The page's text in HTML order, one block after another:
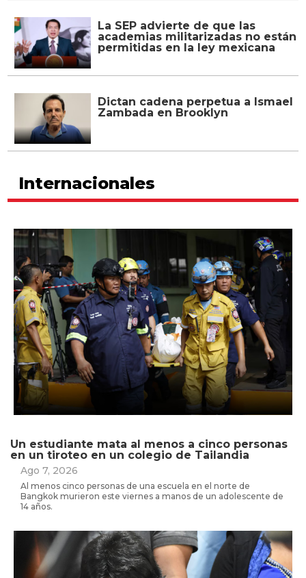
La SEP advierte de que las
academias militarizadas no están
permitidas en la ley mexicana
Dictan cadena perpetua a Ismael
Zambada en Brooklyn
Internacionales
Un estudiante mata al menos a cinco personas
en un tiroteo en un colegio de Tailandia
Ago 7, 2026
Al menos cinco personas de una escuela en el norte de
Bangkok murieron este viernes a manos de un adolescente de
14 años.